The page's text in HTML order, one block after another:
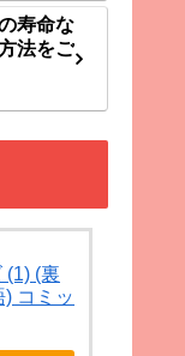
寿命な
法をご
(1) (裏
コミッ